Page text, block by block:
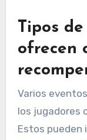
Tipos
ofrecen
Varios
los jugadores
Estos pueden